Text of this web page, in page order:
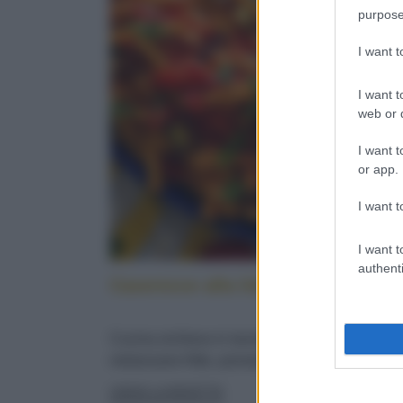
I want
I want
web or
I want
or app.
I want
I want
melanzane fritte, pomodorini e menta fresca